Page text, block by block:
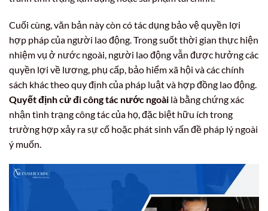
Cuối cùng, văn bản này còn có tác dụng bảo vệ quyền lợi
hợp pháp của người lao động. Trong suốt thời gian thực hiện
nhiệm vụ ở nước ngoài, người lao động vẫn được hưởng các
quyền lợi về lương, phụ cấp, bảo hiểm xã hội và các chính
sách khác theo quy định của pháp luật và hợp đồng lao động.
Quyết định cử đi công tác nước ngoài là bằng chứng xác
nhận tình trạng công tác của họ, đặc biệt hữu ích trong
trường hợp xảy ra sự cố hoặc phát sinh vấn đề pháp lý ngoài
ý muốn.